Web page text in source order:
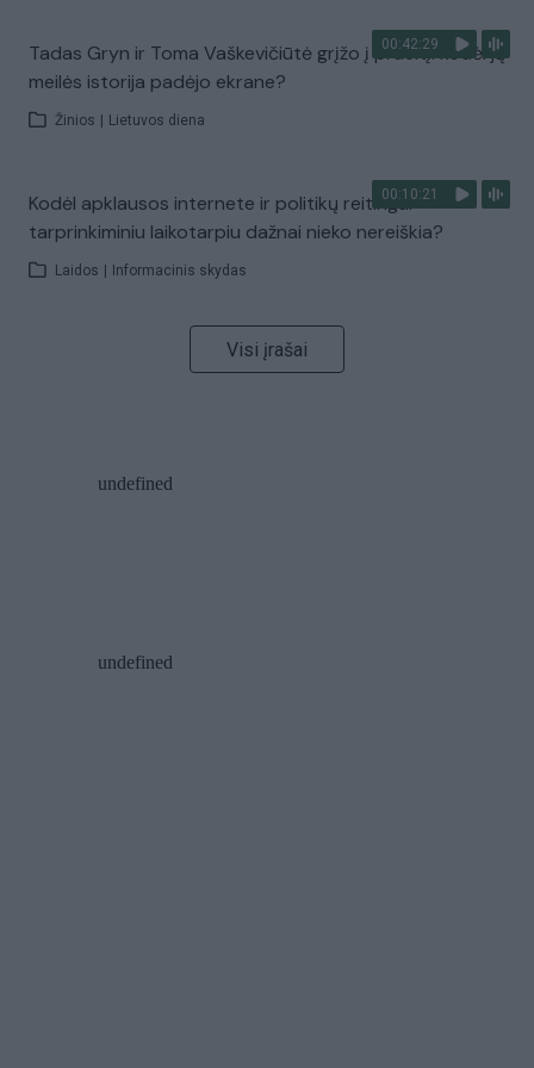
00:42:29
Tadas Gryn ir Toma Vaškevičiūtė grįžo į praeitį: kodėl jų
meilės istorija padėjo ekrane?
Žinios Lietuvos diena
00:10:21
Kodėl apklausos internete ir politikų reitingai
tarprinkiminiu laikotarpiu dažnai nieko nereiškia?
Laidos Informacinis skydas
Visi įrašai